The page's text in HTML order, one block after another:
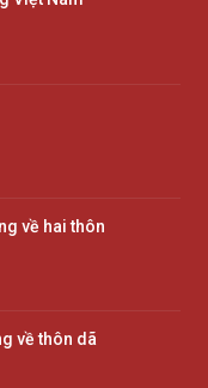
về hai thôn
về thôn dã